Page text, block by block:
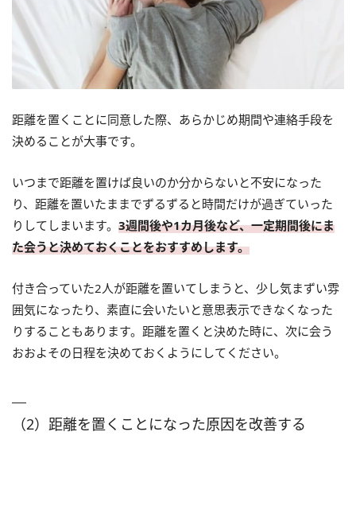
距離を置くことに同意した際、あらかじめ期間や連絡手段を
決めることが大事です。
いつまで距離を置けば良いのか分からないと不安になった
り、距離を置いたままでずるずると時間だけが過ぎていった
りしてしまいます。 3週間後や1カ月後など、一定期間後にま
た会うと決めておくことをおすすめします。
付き合っていた2人が距離を置いてしまうと、少し気まずい雰
囲気になったり、素直に会いたいと意思表示できなくなった
りすることもあります。距離を置くと決めた時に、次に会う
おおよその日程を決めておくようにしてください。
（2）距離を置くことになった原因を改善する